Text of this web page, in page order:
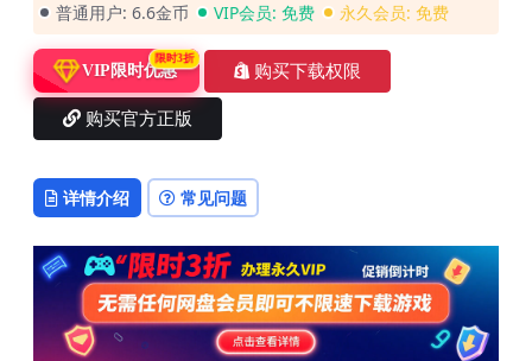
普通用户: 6.6金币 VIP会员: 免费 永久会员: 免费
VIP限时优惠
限时3折
购买下载权限
购买官方正版
详情介绍 常见问题